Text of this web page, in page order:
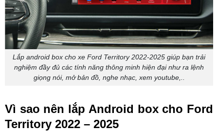
Lắp android box cho xe Ford Territory 2022-2025 giúp bạn trải
nghiệm đầy đủ các tính năng thông minh hiện đại như ra lệnh
giọng nói, mở bản đồ, nghe nhạc, xem youtube,..
Vì sao nên lắp Android box cho Ford
Territory 2022 – 2025